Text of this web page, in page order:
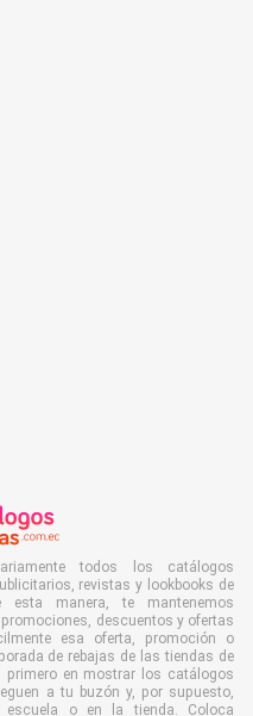
todos los catálogos
revistas y lookbooks de
manera, te mantenemos
descuentos y ofertas
esa oferta, promoción o
de rebajas de las tiendas de
en mostrar los catálogos
a tu buzón y, por supuesto,
escuela o en la tienda. Coloca